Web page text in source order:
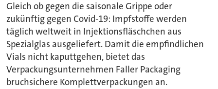
Gleich ob gegen die saisonale Grippe oder
zukünftig gegen Covid-19: Impfstoffe werden
täglich weltweit in Injektionsfläschchen aus
Spezialglas ausgeliefert. Damit die empfindlichen
Vials nicht kaputtgehen, bietet das
Verpackungsunternehmen Faller Packaging
bruchsichere Komplettverpackungen an.